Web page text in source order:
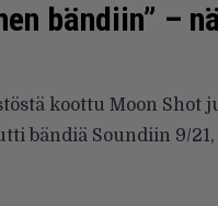
bändiin” –
koottu Moon Shot
bändiä Soundiin 9/21,